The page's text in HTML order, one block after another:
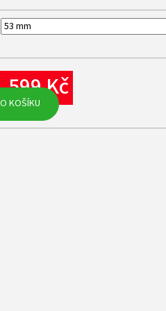
599 Kč
KOŠÍKU